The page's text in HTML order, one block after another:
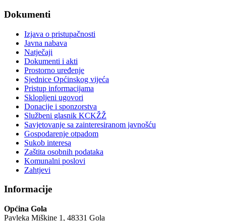
Dokumenti
Izjava o pristupačnosti
Javna nabava
Natječaji
Dokumenti i akti
Prostorno uređenje
Sjednice Općinskog vijeća
Pristup informacijama
Sklopljeni ugovori
Donacije i sponzorstva
Službeni glasnik KCKŽŽ
Savjetovanje sa zainteresiranom javnošću
Gospodarenje otpadom
Sukob interesa
Zaštita osobnih podataka
Komunalni poslovi
Zahtjevi
Informacije
Općina Gola
Pavleka Miškine 1, 48331 Gola